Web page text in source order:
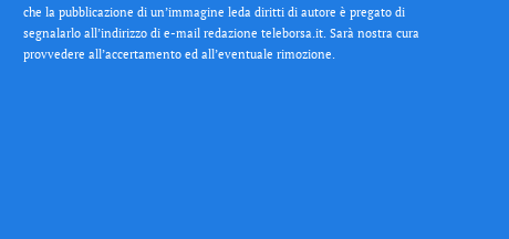
che la pubblicazione di un’immagine leda diritti di autore è pregato di
segnalarlo all’indirizzo di e-mail redazione teleborsa.it. Sarà nostra cura
provvedere all’accertamento ed all’eventuale rimozione.